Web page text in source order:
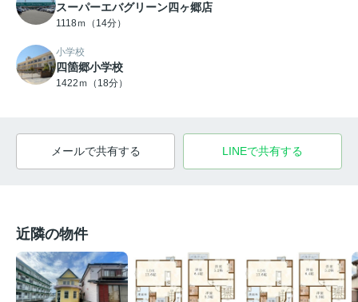
スーパーエバグリーン四ヶ郷店
1118ｍ（14分）
小学校
四箇郷小学校
1422ｍ（18分）
メールで共有する LINEで共有する
近隣の物件